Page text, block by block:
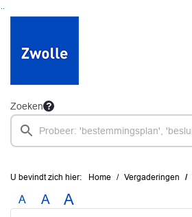
Ga naar de inhoud van deze pagina
Ga naar het zoeken
Ga naar het menu
Zoeken
U bevindt zich hier: Home Vergaderingen
A A A